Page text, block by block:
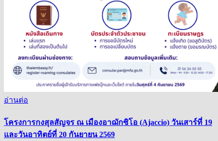
อ่านต่อ
โครงการกงสุลสัญจร ณ เมืองอาฌักซิโอ (Ajaccio) วันเสาร์ที่ 19
และวันอาทิตย์ที่ 20 กันยายน 2569